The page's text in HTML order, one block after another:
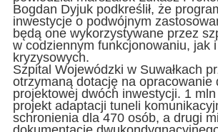
Bogdan Dyjuk podkreślił, że
inwestycje o podwójnym
będą one wykorzystywane przez
w codziennym funkcjonowaniu, jak
kryzysowych.
Szpital Wojewódzki w Suwałkach
otrzymaną dotację na opracowanie
projektowej dwóch inwestycji. 1 mln
projekt adaptacji tuneli
schronienia dla 470 osób, a drugi